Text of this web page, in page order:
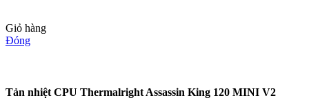
Giỏ hàng
Đóng
Tản nhiệt CPU Thermalright Assassin King 120 MINI V2